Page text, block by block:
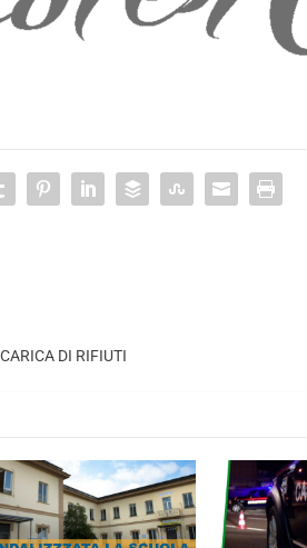
DI RIFIUTI